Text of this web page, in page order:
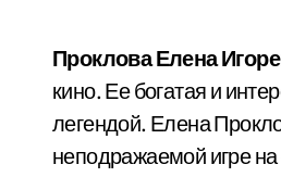
Проклова Елена
кино. Ее богатая и
легендой. Елена
неподражаемой игре на